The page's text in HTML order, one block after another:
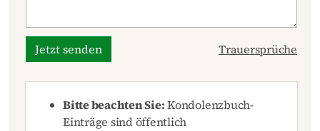
Jetzt senden Trauersprüche
Bitte beachten Sie:Kondolenzbuch-
Einträge sind öffentlich